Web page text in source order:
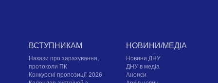
ВСТУПНИКАМ
Накази про зарахування,
протоколи ПК
Конкурсні пропозиції-2026
НОВИНИ/МЕДІА
Новини ДНУ
ДНУ в медіа
Анонси